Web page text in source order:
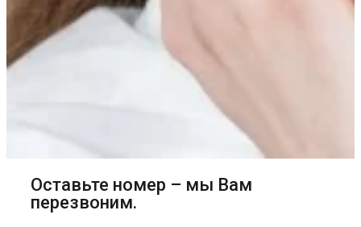
Оставьте номер – мы Вам
перезвоним.